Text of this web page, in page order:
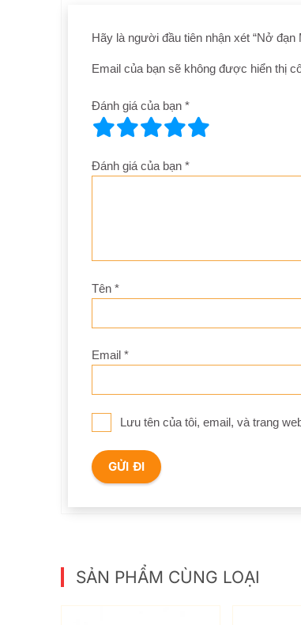
Hãy là người đầu tiên nhận xét “Nở đạn
Email của bạn sẽ không được hiển thị
Đánh giá của bạn *
Đánh giá của bạn *
Tên *
Email *
Lưu tên của tôi, email, và trang
SẢN PHẨM CÙNG LOẠI